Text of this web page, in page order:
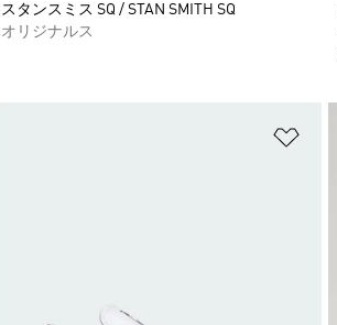
スタンスミス SQ / STAN SMITH SQ
オリジナルス